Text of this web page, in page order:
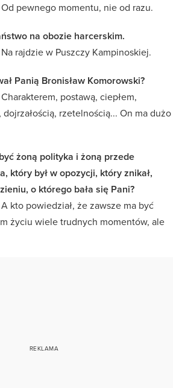
Od pewnego momentu, nie od razu.
na obozie harcerskim.
Na rajdzie w Puszczy Kampinoskiej.
Panią Bronisław Komorowski?
Charakterem, postawą, ciepłem,
rzetelnością... On ma dużo
żoną polityka i żoną przede
który był w opozycji, który znikał,
o którego bała się Pani?
A kto powiedział, że zawsze ma być
życiu wiele trudnych momentów, ale